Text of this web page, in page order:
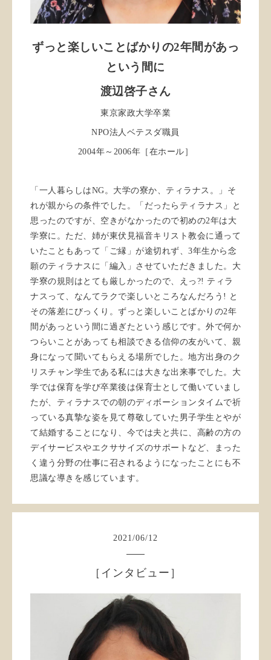
ずっと楽しいことばかりの2年間があっ
という間に
渡辺啓子さん
東京家政大学卒業
NPO法人ベテスダ職員
2004年～2006年［在ホール］
「一人暮らしはNG。大学の寮か、ティラナス。」そ
れが親からの条件でした。「だったらティラナス」と
思ったのですが、空きがなかったので初めの2年は大
学寮に。ただ、姉が東伏見福音キリスト教会に通って
いたこともあって「ご縁」が途切れず、3年生から念
願のティラナスに「編入」させていただきました。大
学寮の規則はとても厳しかったので、えっ?! ティラ
ナスって、なんてラクで楽しいところなんだろう! と
その落差にびっくり。ずっと楽しいことばかりの2年
間があっという間に過ぎたという感じです。外で何か
つらいことがあっても相談できる信仰の友がいて、親
身になって聞いてもらえる場所でした。地方出身のク
リスチャン学生である私には大きな出来事でした。大
学では保育を学び卒業後は保育士として働いていまし
たが、ティラナスでの朝のディボーションタイムで祈
っている真摯な姿を見て尊敬していた男子学生とやが
て結婚することになり、今では夫と共に、高齢の方の
デイサービスやエクササイズのサポートなど、まった
く違う分野の仕事に召されるようになったことにも不
思議な導きを感じています。
2021/06/12
［インタビュー］